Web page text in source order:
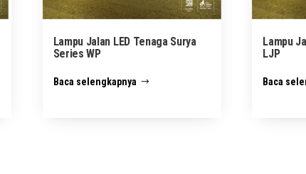
Lampu Jalan LED Tenaga Surya
Series WP
Baca selengkapnya
Lampu
LJP
Baca